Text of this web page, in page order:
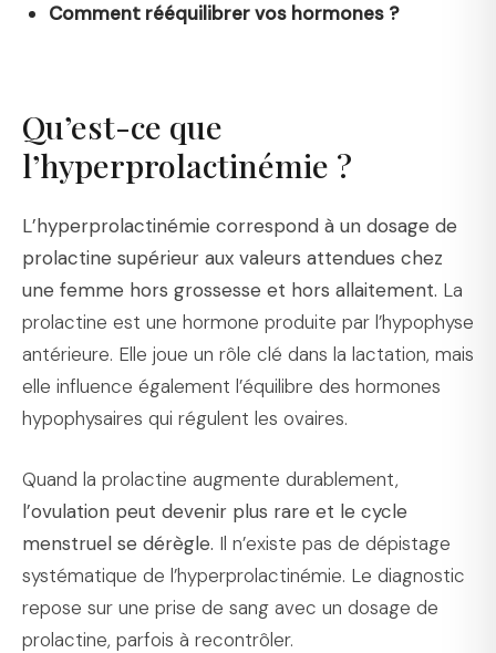
Comment rééquilibrer vos hormones ?
Qu’est-ce que
l’hyperprolactinémie ?
L’hyperprolactinémie correspond à un dosage de
prolactine supérieur aux valeurs attendues chez
une femme hors grossesse et hors allaitement. La
prolactine est une hormone produite par l’hypophyse
antérieure. Elle joue un rôle clé dans la lactation, mais
elle influence également l’équilibre des hormones
hypophysaires qui régulent les ovaires.
Quand la prolactine augmente durablement,
l’ovulation peut devenir plus rare et le cycle
menstruel se dérègle. Il n’existe pas de dépistage
systématique de l’hyperprolactinémie. Le diagnostic
repose sur une prise de sang avec un dosage de
prolactine, parfois à recontrôler.